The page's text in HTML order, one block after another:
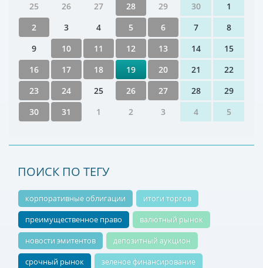
25 26 27 28 29 30
1
2
3 4 5 6 7
8
9
10 11 12 13 14
15
16
17 18 19 20 21
22
23
24 25 26 27 28
29
30
31 1 2 3 4 5
ПОИСК ПО ТЕГУ
корпоративные облигации
итоги торгов
преимущественное право
валютный рынок
новости эмитентов
депозитный аукцион
срочный рынок
зеленое финансирование